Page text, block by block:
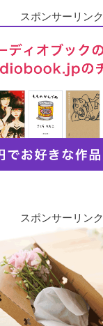
スポンサーリンク
スポンサーリンク